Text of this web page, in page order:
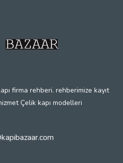
firma rehberi. rehberimize kayıt
Çelik kapı modelleri